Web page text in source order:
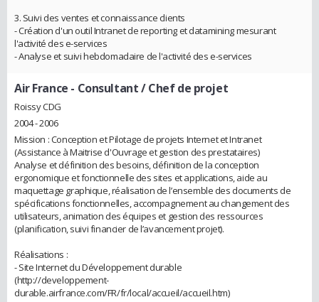
3. Suivi des ventes et connaissance clients
- Création d'un outil Intranet de reporting et datamining mesurant
l'activité des e-services
- Analyse et suivi hebdomadaire de l'activité des e-services
Air France - Consultant / Chef de projet
Roissy CDG
2004 - 2006
Mission : Conception et Pilotage de projets Internet et Intranet
(Assistance à Maitrise d'Ouvrage et gestion des prestataires)
Analyse et définition des besoins, définition de la conception
ergonomique et fonctionnelle des sites et applications, aide au
maquettage graphique, réalisation de l’ensemble des documents de
spécifications fonctionnelles, accompagnement au changement des
utilisateurs, animation des équipes et gestion des ressources
(planification, suivi financier de l’avancement projet).
Réalisations :
- Site Internet du Développement durable
(http://developpement-
durable.airfrance.com/FR/fr/local/accueil/accueil.htm)